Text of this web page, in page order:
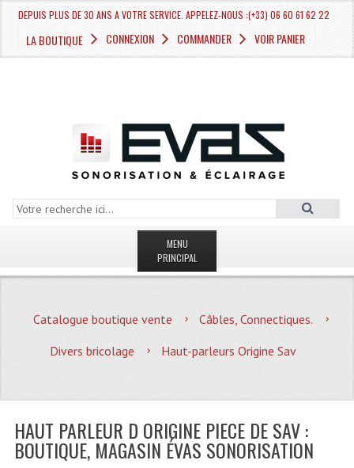
DEPUIS PLUS DE 30 ANS A VOTRE SERVICE. APPELEZ-NOUS :(+33) 06 60 61 62 22
LA BOUTIQUE CONNEXION COMMANDER VOIR PANIER
MENU
PRINCIPAL
MAGASIN
Quoi De Neuf?
Plan Acces, Horaires.
Location De Matériel
Catalogue boutique vente
Câbles, Connectiques.
Divers bricolage
Haut-parleurs Origine Sav
HAUT PARLEUR D ORIGINE PIECE DE SAV :
BOUTIQUE, MAGASIN ÉVAS SONORISATION